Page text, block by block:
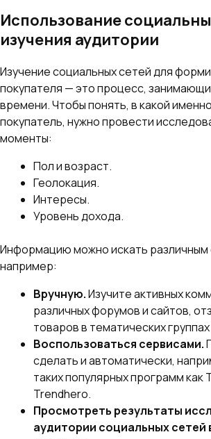
Использование
изучения аудитории
Изучение социальных сетей для
покупателя — это процесс,
времени. Чтобы понять, в какой
покупатель, нужно провести
моменты:
Пол и возраст.
Геолокация.
Интересы.
Уровень дохода.
Информацию можно искать различным
например:
Вручную.Изучите активных
различных форумов и сайтов,
товаров в тематических
Воспользоваться сервисами.
сделать и автоматически,
таких популярных программ как
Trendhero.
Просмотреть результаты
аудитории социальных сетей